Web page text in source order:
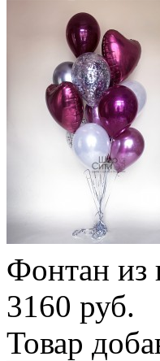
Фонтан из
3160 руб.
Товар